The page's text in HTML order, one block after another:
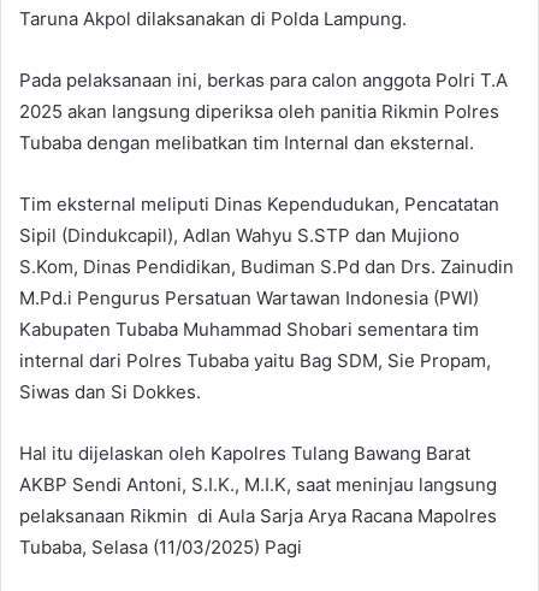
Taruna Akpol dilaksanakan di Polda Lampung.
Pada pelaksanaan ini, berkas para calon anggota Polri T.A
2025 akan langsung diperiksa oleh panitia Rikmin Polres
Tubaba dengan melibatkan tim Internal dan eksternal.
Tim eksternal meliputi Dinas Kependudukan, Pencatatan
Sipil (Dindukcapil), Adlan Wahyu S.STP dan Mujiono
S.Kom, Dinas Pendidikan, Budiman S.Pd dan Drs. Zainudin
M.Pd.i Pengurus Persatuan Wartawan Indonesia (PWI)
Kabupaten Tubaba Muhammad Shobari sementara tim
internal dari Polres Tubaba yaitu Bag SDM, Sie Propam,
Siwas dan Si Dokkes.
Hal itu dijelaskan oleh Kapolres Tulang Bawang Barat
AKBP Sendi Antoni, S.I.K., M.I.K, saat meninjau langsung
pelaksanaan Rikmin di Aula Sarja Arya Racana Mapolres
Tubaba, Selasa (11/03/2025) Pagi